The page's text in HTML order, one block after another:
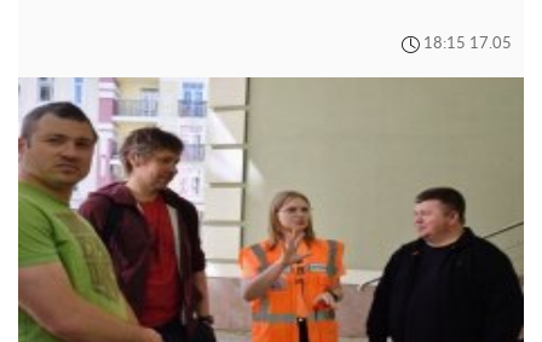
18:15 17.05